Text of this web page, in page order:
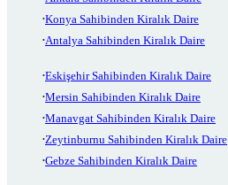
Konya Sahibinden Kiralık Daire
Antalya Sahibinden Kiralık Daire
Eskişehir Sahibinden Kiralık Daire
Mersin Sahibinden Kiralık Daire
Manavgat Sahibinden Kiralık Daire
Zeytinburnu Sahibinden Kiralık Daire
Gebze Sahibinden Kiralık Daire